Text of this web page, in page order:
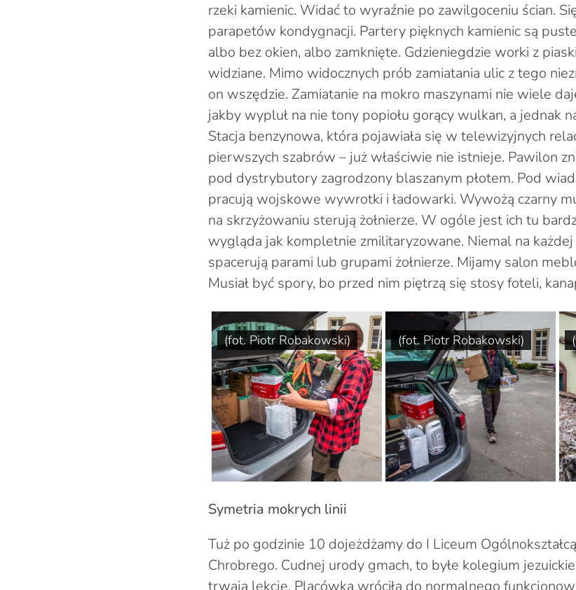
rzeki kamienic. Widać to wyraźnie po zawilgoceniu ścian.
parapetów kondygnacji. Partery pięknych kamienic są
albo bez okien, albo zamknięte. Gdzieniegdzie worki z
widziane. Mimo widocznych prób zamiatania ulic z tego
on wszędzie. Zamiatanie na mokro maszynami nie wiele
jakby wypluł na nie tony popiołu gorący wulkan, a jednak
Stacja benzynowa, która pojawiała się w telewizyjnych
pierwszych szabrów – już właściwie nie istnieje. Pawilon
pod dystrybutory zagrodzony blaszanym płotem. Pod
pracują wojskowe wywrotki i ładowarki. Wywożą czarny
na skrzyżowaniu sterują żołnierze. W ogóle jest ich tu
wygląda jak kompletnie zmilitaryzowane. Niemal na
spacerują parami lub grupami żołnierze. Mijamy salon
Musiał być spory, bo przed nim piętrzą się stosy foteli,
(fot. Piotr Robakowski) (fot. Piotr Robakowski)
Symetria mokrych linii
Tuż po godzinie 10 dojeżdżamy do I Liceum
Chrobrego. Cudnej urody gmach, to byłe kolegium